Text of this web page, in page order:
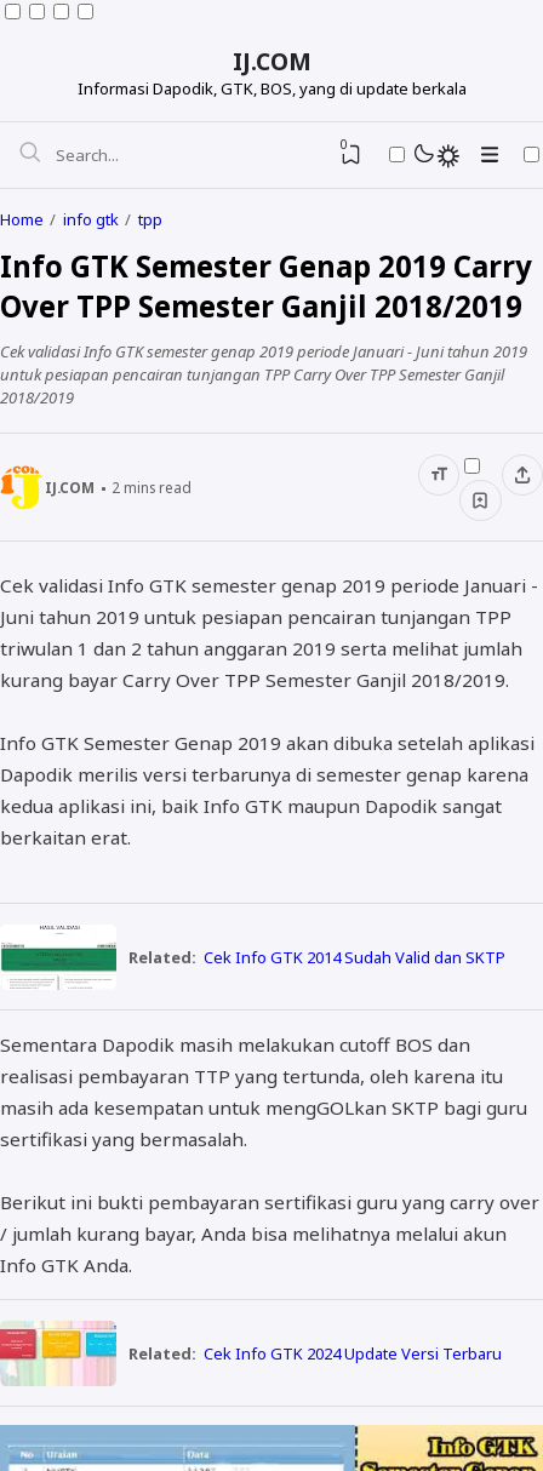
IJ.COM
Informasi Dapodik, GTK, BOS, yang di update berkala
0
Home info gtk tpp
Info GTK Semester Genap 2019 Carry
Over TPP Semester Ganjil 2018/2019
Cek validasi Info GTK semester genap 2019 periode Januari - Juni tahun 2019
untuk pesiapan pencairan tunjangan TPP Carry Over TPP Semester Ganjil
2018/2019
IJ.COM 2 mins read
Cek validasi Info GTK semester genap 2019 periode Januari -
Juni tahun 2019 untuk pesiapan pencairan tunjangan TPP
triwulan 1 dan 2 tahun anggaran 2019 serta melihat jumlah
kurang bayar Carry Over TPP Semester Ganjil 2018/2019.
Info GTK Semester Genap 2019 akan dibuka setelah aplikasi
Dapodik merilis versi terbarunya di semester genap karena
kedua aplikasi ini, baik Info GTK maupun Dapodik sangat
berkaitan erat.
Related: Cek Info GTK 2014 Sudah Valid dan SKTP
Sementara Dapodik masih melakukan cutoff BOS dan
realisasi pembayaran TTP yang tertunda, oleh karena itu
masih ada kesempatan untuk mengGOLkan SKTP bagi guru
sertifikasi yang bermasalah.
Berikut ini bukti pembayaran sertifikasi guru yang carry over
/ jumlah kurang bayar, Anda bisa melihatnya melalui akun
Info GTK Anda.
Related: Cek Info GTK 2024 Update Versi Terbaru